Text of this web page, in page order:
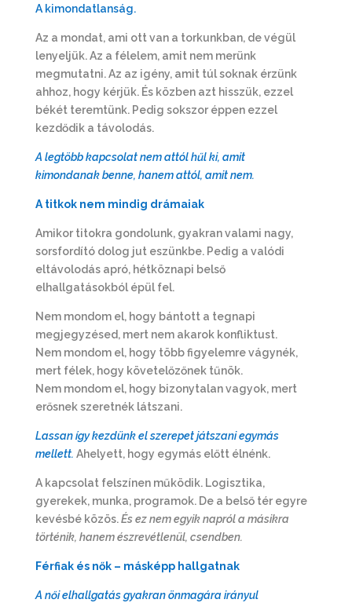
A kimondatlanság.
Az a mondat, ami ott van a torkunkban, de végül
lenyeljük. Az a félelem, amit nem merünk
megmutatni. Az az igény, amit túl soknak érzünk
ahhoz, hogy kérjük. És közben azt hisszük, ezzel
békét teremtünk. Pedig sokszor éppen ezzel
kezdődik a távolodás.
A legtöbb kapcsolat nem attól hűl ki, amit
kimondanak benne, hanem attól, amit nem.
A titkok nem mindig drámaiak
Amikor titokra gondolunk, gyakran valami nagy,
sorsfordító dolog jut eszünkbe. Pedig a valódi
eltávolodás apró, hétköznapi belső
elhallgatásokból épül fel.
Nem mondom el, hogy bántott a tegnapi
megjegyzésed, mert nem akarok konfliktust.
Nem mondom el, hogy több figyelemre vágynék,
mert félek, hogy követelőzőnek tűnök.
Nem mondom el, hogy bizonytalan vagyok, mert
erősnek szeretnék látszani.
Lassan így kezdünk el szerepet játszani egymás
mellett. Ahelyett, hogy egymás előtt élnénk.
A kapcsolat felszínen működik. Logisztika,
gyerekek, munka, programok. De a belső tér egyre
kevésbé közös.És ez nem egyik napról a másikra
történik, hanem észrevétlenül, csendben.
Férfiak és nők – másképp hallgatnak
A női elhallgatás gyakran önmagára irányul